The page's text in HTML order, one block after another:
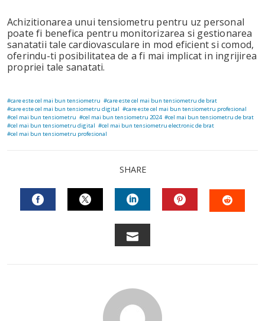
Achizitionarea unui tensiometru pentru uz personal
poate fi benefica pentru monitorizarea si gestionarea
sanatatii tale cardiovasculare in mod eficient si comod,
oferindu-ti posibilitatea de a fi mai implicat in ingrijirea
propriei tale sanatati.
care este cel mai bun tensiometru
care este cel mai bun tensiometru de brat
care este cel mai bun tensiometru digital
care este cel mai bun tensiometru profesional
cel mai bun tensiometru
cel mai bun tensiometru 2024
cel mai bun tensiometru de brat
cel mai bun tensiometru digital
cel mai bun tensiometru electronic de brat
cel mai bun tensiometru profesional
SHARE
TWITTERLINKEDIN